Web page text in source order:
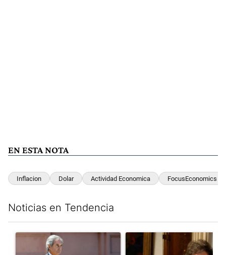
EN ESTA NOTA
Inflacion Dolar Actividad Economica FocusEconomics
Noticias en Tendencia
Un artículo de tendencia con el título "Las incosistencias de
Un artículo de tendencia